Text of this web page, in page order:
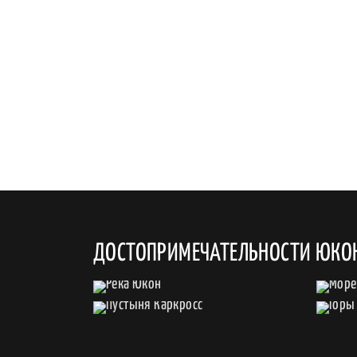
ДОСТОПРИМЕЧАТЕЛЬНОСТИ